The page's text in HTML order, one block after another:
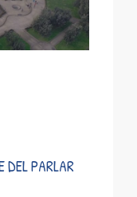
DEL PARLAR